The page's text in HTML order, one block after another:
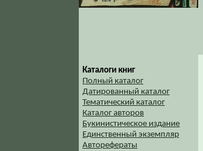
Каталоги книг
Полный каталог
Датированный каталог
Тематический каталог
Каталог авторов
Букинистическое издание
Единственный экземпляр
Авторефераты